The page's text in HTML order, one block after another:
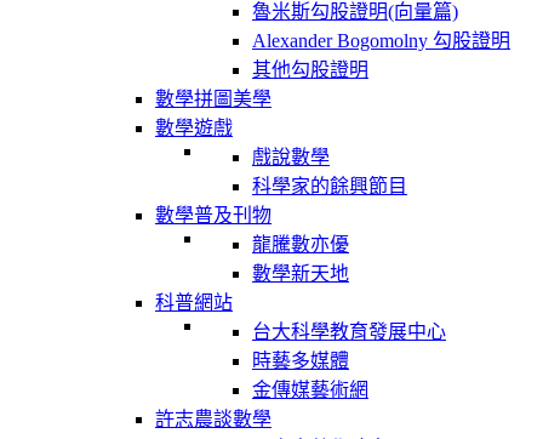
魯米斯勾股證明(向量篇)
Alexander Bogomolny 勾股證明
其他勾股證明
數學拼圖美學
數學遊戲
戲說數學
科學家的餘興節目
數學普及刊物
龍騰數亦優
數學新天地
科普網站
台大科學教育發展中心
時藝多媒體
金傳媒藝術網
許志農談數學